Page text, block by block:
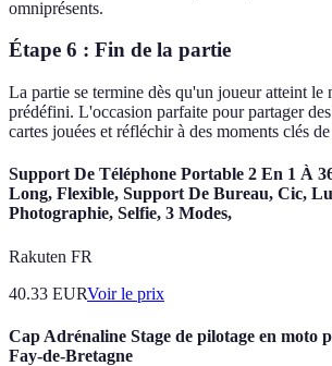
omniprésents.
Étape 6 : Fin de la partie
La partie se termine dès qu'un joueur atteint le
prédéfini. L'occasion parfaite pour partager
cartes jouées et réfléchir à des moments clés
Support De Téléphone Portable 2 En 1 À
Long, Flexible, Support De Bureau, Cic,
Photographie, Selfie, 3 Modes,
Rakuten FR
40.33 EURVoir le prix
Cap Adrénaline Stage de pilotage en moto
Fay-de-Bretagne